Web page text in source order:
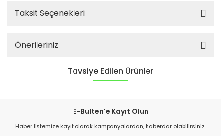
Taksit Seçenekleri
Önerileriniz
Tavsiye Edilen Ürünler
E-Bülten'e Kayıt Olun
Haber listemize kayıt olarak kampanyalardan, haberdar olabilirsiniz.